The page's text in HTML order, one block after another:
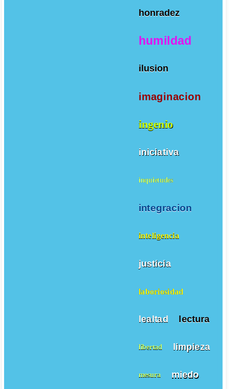
honradez
humildad
ilusion
imaginacion
ingenio
iniciativa
inquietudes
integracion
inteligencia
justicia
laboriosidad
lealtad lectura
libertad limpieza
mesura miedo